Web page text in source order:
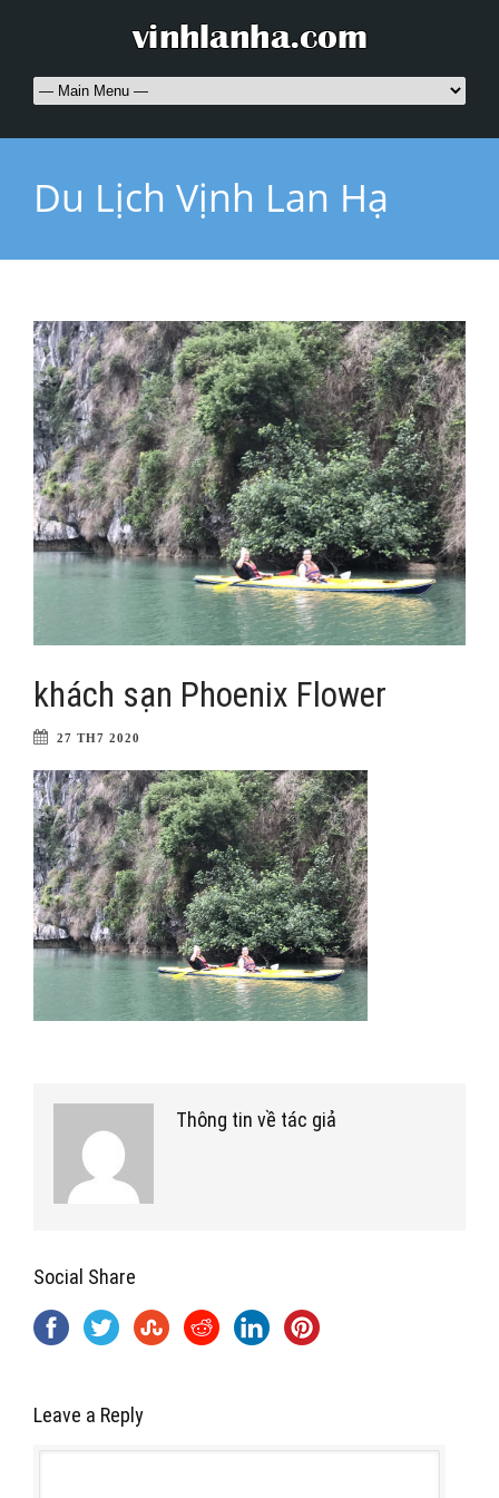
Du Lịch Vịnh Lan Hạ
khách sạn Phoenix Flower
27 TH7 2020
Thông tin về tác giả
Social Share
Leave a Reply